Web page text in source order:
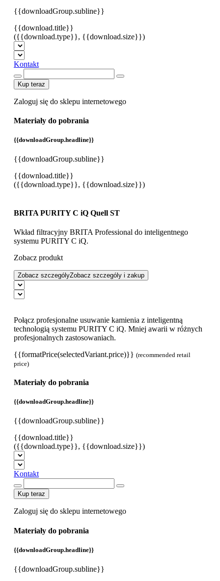
{{downloadGroup.subline}}
{{download.title}}
({{download.type}}, {{download.size}})
Kontakt
Kup teraz
Zaloguj się do sklepu internetowego
Materiały do pobrania
{{downloadGroup.headline}}
{{downloadGroup.subline}}
{{download.title}}
({{download.type}}, {{download.size}})
BRITA PURITY C iQ Quell ST
Wkład filtracyjny BRITA Professional do inteligentnego
systemu PURITY C iQ.
Zobacz produkt
Zobacz szczególyZobacz szczególy i zakup
Połącz profesjonalne usuwanie kamienia z inteligentną
technologią systemu PURITY C iQ. Mniej awarii w różnych
profesjonalnych zastosowaniach.
{{formatPrice(selectedVariant.price)}} (recommended retail
price)
Materiały do pobrania
{{downloadGroup.headline}}
{{downloadGroup.subline}}
{{download.title}}
({{download.type}}, {{download.size}})
Kontakt
Kup teraz
Zaloguj się do sklepu internetowego
Materiały do pobrania
{{downloadGroup.headline}}
{{downloadGroup.subline}}